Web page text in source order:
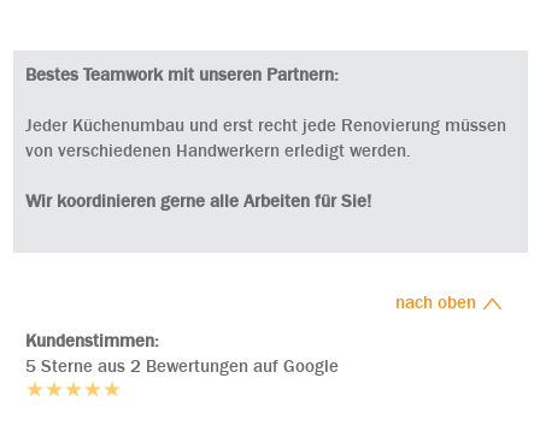
Bestes Teamwork mit unseren Partnern:
Jeder Küchenumbau und erst recht jede Renovierung müssen
von verschiedenen Handwerkern erledigt werden.
Wir koordinieren gerne alle Arbeiten für Sie!
nach oben
Kundenstimmen:
5 Sterne aus 2 Bewertungen auf Google